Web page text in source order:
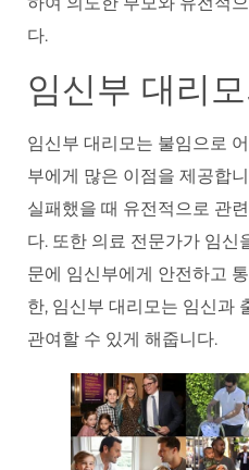
다.
임신부 대리
임신부 대리모는 불임으로
부에게 많은 이점을 제공합
실패했을 때 유전적으로 관
다. 또한 의료 전문가가 임신
문에 임신부에게 안전하고
한, 임신부 대리모는 임신과
관여할 수 있게 해줍니다.